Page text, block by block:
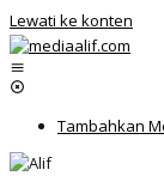
Lewati ke konten
Tambahkan